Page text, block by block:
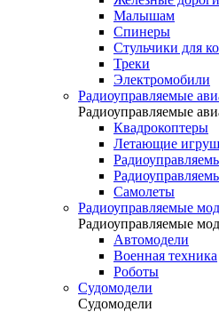
Малышам
Спинеры
Стульчики для
Треки
Электромобили
Радиоуправляемые
Радиоуправляемые
Квадрокоптеры
Летающие
Самолеты
Радиоуправляемые
Радиоуправляемые
Автомодели
Военная техника
Роботы
Судомодели
Судомодели